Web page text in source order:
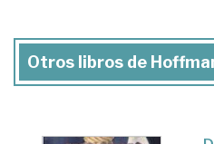
Otros libros de